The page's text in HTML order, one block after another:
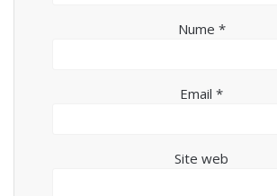
Nume *
Email *
Site web